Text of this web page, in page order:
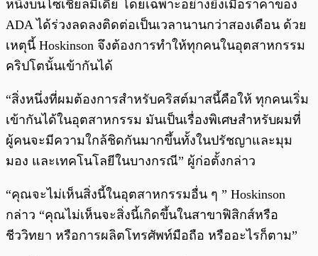
หนึ่งบนโซเชียลมีเดีย โดยเฉพาะอย่างยิ่งเมื่อราคาของ
ADA ได้ร่วงลดลงติดต่อเป็นเวลานานกว่าสองเดือน ด้วย
เหตุนี้ Hoskinson จึงต้องการทำให้ทุกคนในอุตสาหกรรม
คริปโตนั้นเข้ากันได้
“สิ่งหนึ่งที่ผมต้องการสำหรับคริสต์มาสนี้คือให้ ทุกคนเริ่ม
เข้ากันได้ในอุตสาหกรรม มันเป็นเรื่องพิเศษสำหรับผมที่
ผู้คนจะมีความใกล้ชิดกันมากขึ้นทั้งในปรัชญาและมุม
มอง และเทคโนโลยีในบางกรณี” ผู้ก่อตั้งกล่าว
“คุณจะไม่เห็นสิ่งนี้ในอุตสาหกรรมอื่น ๆ ” Hoskinson
กล่าว “คุณไม่เห็นจะสิ่งนี้เกิดขึ้นในสาขาฟิสิกส์หรือ
ชีววิทยา หรือการผลิตโทรศัพท์มือถือ หรืออะไรก็ตาม”